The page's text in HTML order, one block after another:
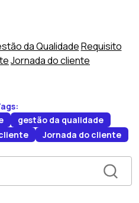
da QualidadeRequisito
Jornada do cliente
gestão da qualidade
Jornada do cliente